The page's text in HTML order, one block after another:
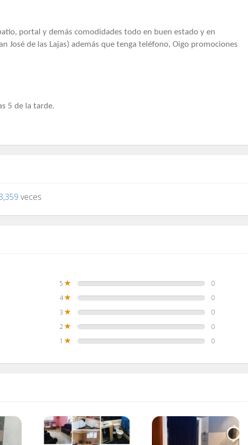
portal y demás comodidades todo en buen estado y en
José de las Lajas) además que tenga teléfono, Oigo promociones
5 de la tarde.
veces
5
0
4
0
3
0
2
0
1
0